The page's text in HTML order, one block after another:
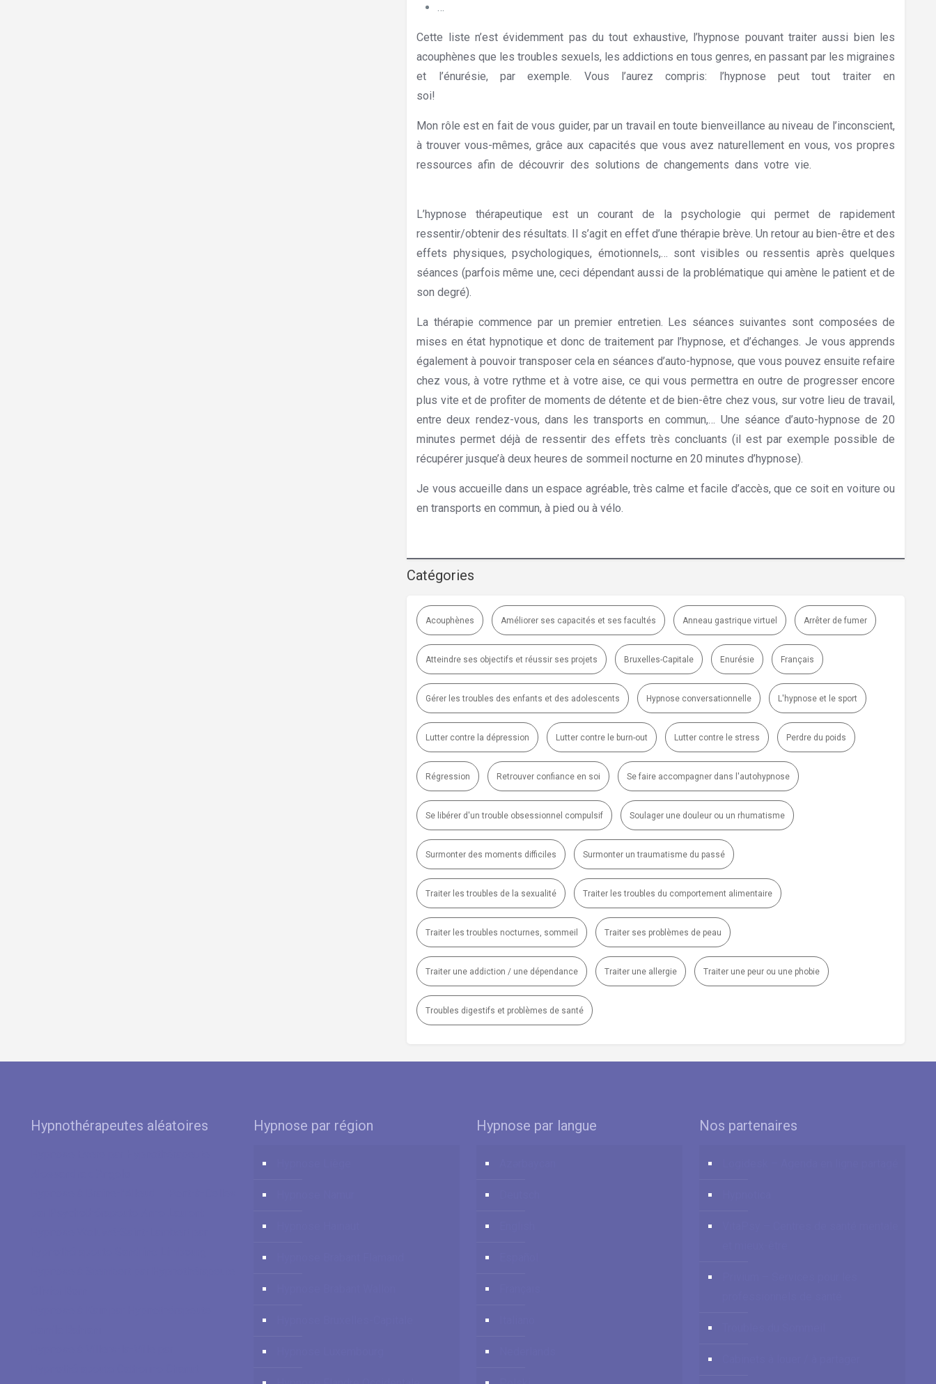
…
Cette liste n’est évidemment pas du tout exhaustive, l’hypnose pouvant traiter aussi bien les
acouphènes que les troubles sexuels, les addictions en tous genres, en passant par les migraines
et l’énurésie, par exemple. Vous l’aurez compris: l’hypnose peut tout traiter en
soi!
Mon rôle est en fait de vous guider, par un travail en toute bienveillance au niveau de l’inconscient,
à trouver vous-mêmes, grâce aux capacités que vous avez naturellement en vous, vos propres
ressources afin de découvrir des solutions de changements dans votre vie.
L’hypnose thérapeutique est un courant de la psychologie qui permet de rapidement
ressentir/obtenir des résultats. Il s’agit en effet d’une thérapie brève. Un retour au bien-être et des
effets physiques, psychologiques, émotionnels,… sont visibles ou ressentis après quelques
séances (parfois même une, ceci dépendant aussi de la problématique qui amène le patient et de
son degré).
La thérapie commence par un premier entretien. Les séances suivantes sont composées de
mises en état hypnotique et donc de traitement par l’hypnose, et d’échanges. Je vous apprends
également à pouvoir transposer cela en séances d’auto-hypnose, que vous pouvez ensuite refaire
chez vous, à votre rythme et à votre aise, ce qui vous permettra en outre de progresser encore
plus vite et de profiter de moments de détente et de bien-être chez vous, sur votre lieu de travail,
entre deux rendez-vous, dans les transports en commun,… Une séance d’auto-hypnose de 20
minutes permet déjà de ressentir des effets très concluants (il est par exemple possible de
récupérer jusque’à deux heures de sommeil nocturne en 20 minutes d’hypnose).
Je vous accueille dans un espace agréable, très calme et facile d’accès, que ce soit en voiture ou
en transports en commun, à pied ou à vélo.
Catégories
Acouphènes Améliorer ses capacités et ses facultés Anneau gastrique virtuel Arrêter de fumer
Atteindre ses objectifs et réussir ses projets Bruxelles-Capitale Enurésie Français
Gérer les troubles des enfants et des adolescents Hypnose conversationnelle L'hypnose et le sport
Lutter contre la dépression Lutter contre le burn-out Lutter contre le stress Perdre du poids
Régression Retrouver confiance en soi Se faire accompagner dans l'autohypnose
Se libérer d'un trouble obsessionnel compulsif Soulager une douleur ou un rhumatisme
Surmonter des moments difficiles Surmonter un traumatisme du passé
Traiter les troubles de la sexualité Traiter les troubles du comportement alimentaire
Traiter les troubles nocturnes, sommeil Traiter ses problèmes de peau
Traiter une addiction / une dépendance Traiter une allergie Traiter une peur ou une phobie
Troubles digestifs et problèmes de santé
Hypnothérapeutes aléatoires Hypnose par région Hypnose par langue Nos partenaires